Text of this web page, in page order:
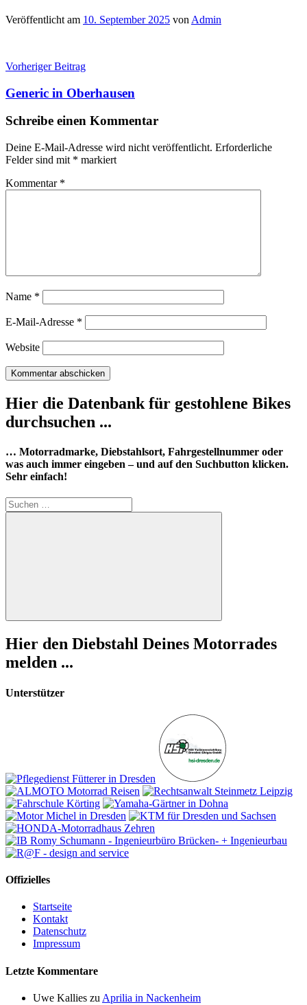
Veröffentlicht am 10. September 2025 von Admin
Beitragsnavigation
Vorheriger Beitrag
Generic in Oberhausen
Schreibe einen Kommentar
Deine E-Mail-Adresse wird nicht veröffentlicht. Erforderliche
Felder sind mit * markiert
Kommentar *
Name *
E-Mail-Adresse *
Website
Hier die Datenbank für gestohlene Bikes
durchsuchen ...
… Motorradmarke, Diebstahlsort, Fahrgestellnummer oder
was auch immer eingeben – und auf den Suchbutton klicken.
Sehr einfach!
Suchen
nach:
Suchen
Hier den Diebstahl Deines Motorrades
melden ...
Unterstützer
Offizielles
Startseite
Kontakt
Datenschutz
Impressum
Letzte Kommentare
Uwe Kallies zu Aprilia in Nackenheim